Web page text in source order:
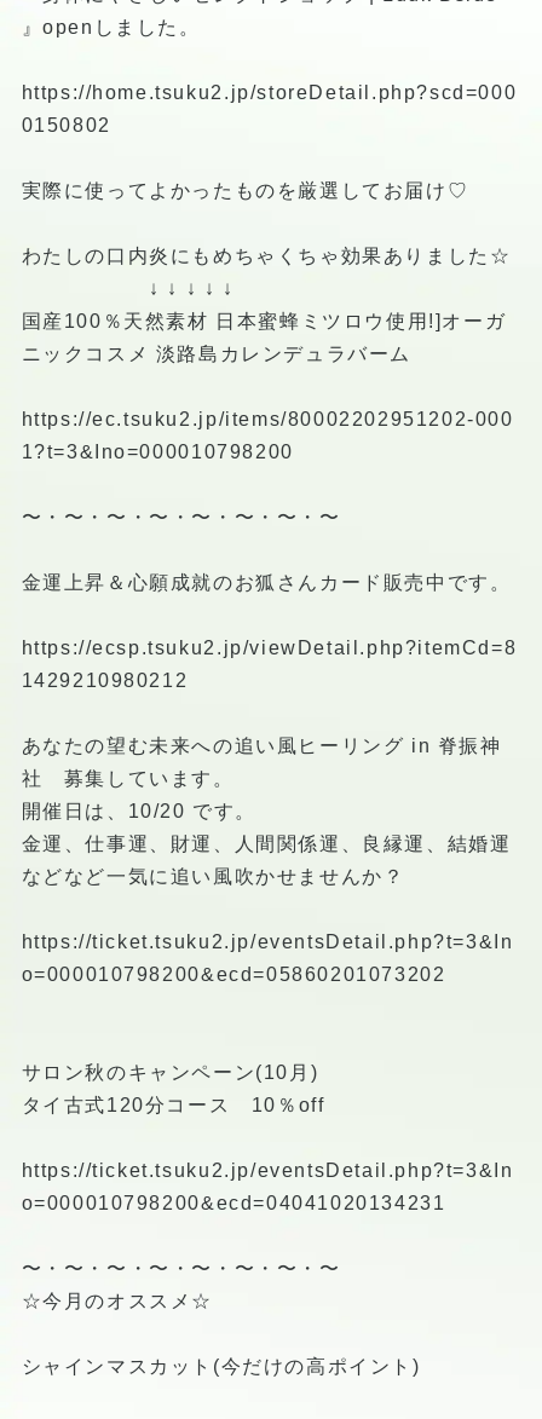
』openしました。
https://home.tsuku2.jp/storeDetail.php?scd=000
0150802
実際に使ってよかったものを厳選してお届け♡
わたしの口内炎にもめちゃくちゃ効果ありました☆
↓ ↓ ↓ ↓ ↓
国産100％天然素材 日本蜜蜂ミツロウ使用!]オーガ
ニックコスメ 淡路島カレンデュラバーム
https://ec.tsuku2.jp/items/80002202951202-000
1?t=3&Ino=000010798200
〜・〜・〜・〜・〜・〜・〜・〜
金運上昇＆心願成就のお狐さんカード販売中です。
https://ecsp.tsuku2.jp/viewDetail.php?itemCd=8
1429210980212
あなたの望む未来への追い風ヒーリング in 脊振神
社 募集しています。
開催日は、10/20 です。
金運、仕事運、財運、人間関係運、良縁運、結婚運
などなど一気に追い風吹かせませんか？
https://ticket.tsuku2.jp/eventsDetail.php?t=3&In
o=000010798200&ecd=05860201073202
サロン秋のキャンペーン(10月)
タイ古式120分コース 10％off
https://ticket.tsuku2.jp/eventsDetail.php?t=3&In
o=000010798200&ecd=04041020134231
〜・〜・〜・〜・〜・〜・〜・〜
☆今月のオススメ☆
シャインマスカット(今だけの高ポイント)